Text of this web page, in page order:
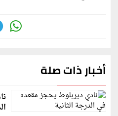
أخبار ذات صلة